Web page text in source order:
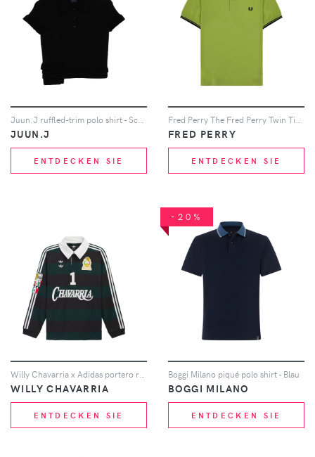
JUUN.J
ENTDECKEN SIE
FRED PERRY
ENTDECKEN SIE
Willy Chavarria x Adidas portero rugby polo shirt - Schwarz
WILLY CHAVARRIA
ENTDECKEN SIE
-20%
Boggi Milano piqué polo shirt - Blau
BOGGI MILANO
ENTDECKEN SIE